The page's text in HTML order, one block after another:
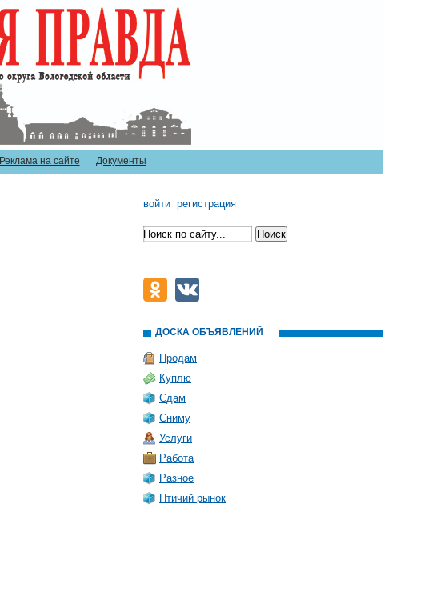
Реклама на сайте Документы
войти регистрация
ДОСКА ОБЪЯВЛЕНИЙ
Продам
Куплю
Сдам
Сниму
Услуги
Работа
Разное
Птичий рынок